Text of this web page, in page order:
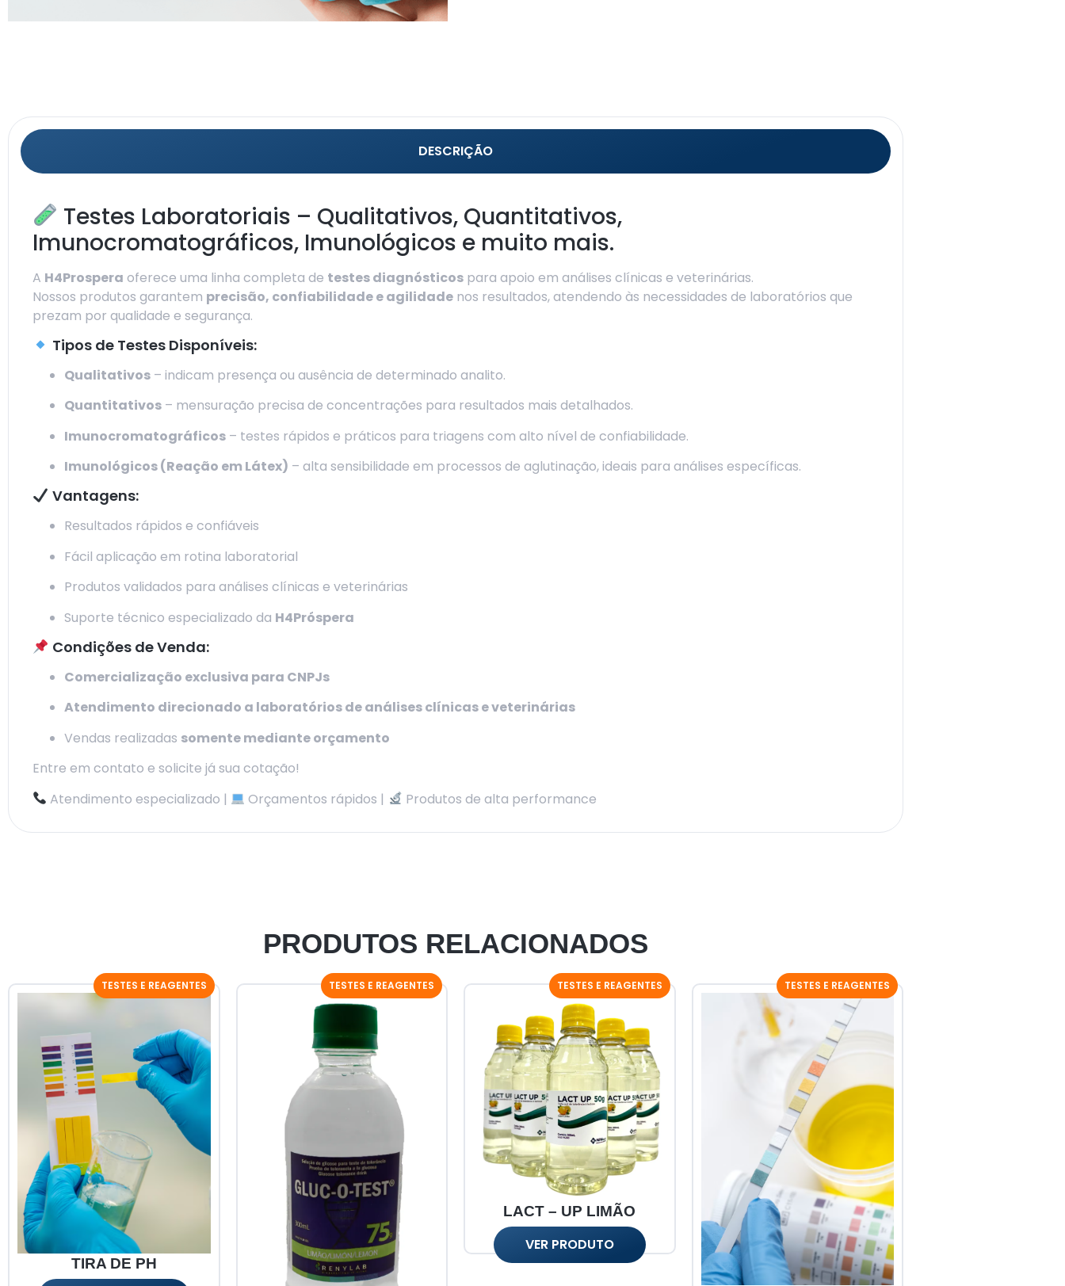
DESCRIÇÃO
Testes Laboratoriais – Qualitativos, Quantitativos,
Imunocromatográficos, Imunológicos e muito mais.
A H4Prospera oferece uma linha completa de testes diagnósticos para apoio em análises clínicas e veterinárias.
Nossos produtos garantem precisão, confiabilidade e agilidade nos resultados, atendendo às necessidades de laboratórios que
prezam por qualidade e segurança.
Tipos de Testes Disponíveis:
Qualitativos – indicam presença ou ausência de determinado analito.
Quantitativos – mensuração precisa de concentrações para resultados mais detalhados.
Imunocromatográficos – testes rápidos e práticos para triagens com alto nível de confiabilidade.
Imunológicos (Reação em Látex) – alta sensibilidade em processos de aglutinação, ideais para análises específicas.
Vantagens:
Resultados rápidos e confiáveis
Fácil aplicação em rotina laboratorial
Produtos validados para análises clínicas e veterinárias
Suporte técnico especializado da H4Próspera
Condições de Venda:
Comercialização exclusiva para CNPJs
Atendimento direcionado a laboratórios de análises clínicas e veterinárias
Vendas realizadas somente mediante orçamento
Entre em contato e solicite já sua cotação!
Atendimento especializado |
Orçamentos rápidos | Produtos de alta performance
PRODUTOS RELACIONADOS
TESTES E REAGENTES
TIRA DE PH
TESTES E REAGENTES TESTES E REAGENTES
LACT – UP LIMÃO
VER PRODUTO
TESTES E REAGENTES